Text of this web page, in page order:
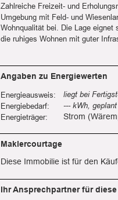
Energieausweis:
Energiebedarf:
Energieträger:
Angaben zu Energiewerten
liegt bei
--- kWh,
Strom
Diese Immobilie ist für den
Maklercourtage
Zahlreiche Freizeit- und
Umgebung mit Feld- und
Wohnqualität bei. Die Lage
die ruhiges Wohnen mit guter
Ihr Ansprechpartner für